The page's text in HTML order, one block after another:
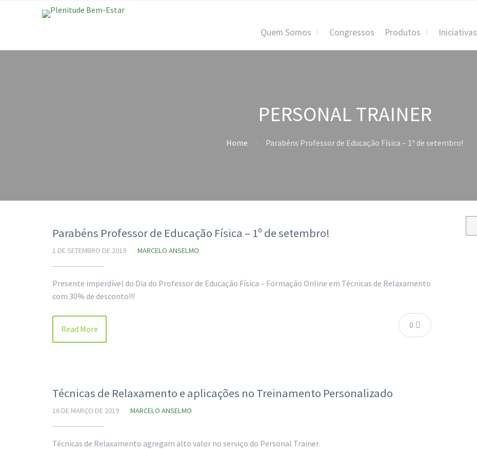
Quem Somos Congressos Produtos Iniciativas
PERSONAL TRAINER
Home Parabéns Professor de Educação Física – 1º de setembro!
Parabéns Professor de Educação Física – 1º de setembro!
1 DE SETEMBRO DE 2019 MARCELO ANSELMO
Presente imperdível do Dia do Professor de Educação Física – Formação Online em Técnicas de Relaxamento
com 30% de desconto!!!
0
Read More
Técnicas de Relaxamento e aplicações no Treinamento Personalizado
16 DE MARÇO DE 2019 MARCELO ANSELMO
Técnicas de Relaxamento agregam alto valor no serviço do Personal Trainer.